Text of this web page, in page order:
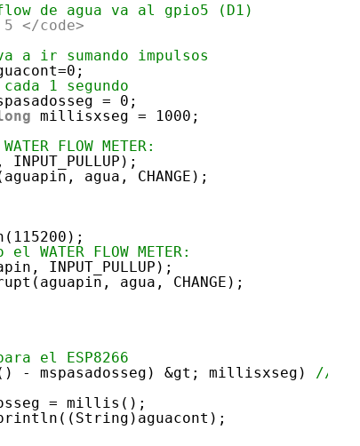
de agua va al gpio5 (D1)
</code>
a ir sumando impulsos
1 segundo
= 0;
millisxseg = 1000;
FLOW METER:
agua, CHANGE);
FLOW METER:
INPUT_PULLUP);
agua, CHANGE);
el ESP8266
- mspasadosseg) &gt; millisxseg) //Si
= millis();